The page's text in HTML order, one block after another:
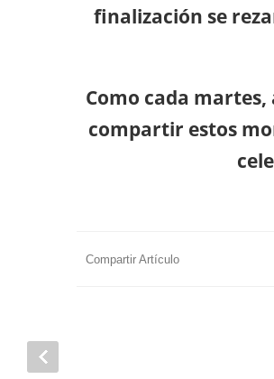
finalización se
Como cada
compartir estos
Compartir Artículo